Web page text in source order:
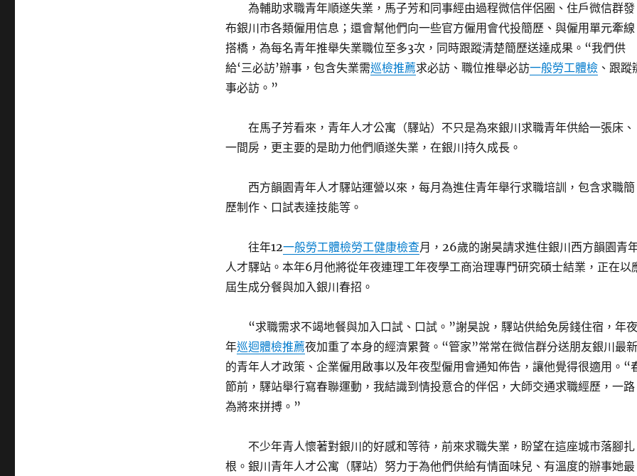
為輔助求職青年順遂失業，馬子芳和同事經由過程微信伴侶圈、住戶微信群發
布銀川市各類僱用信息；還會幫他們向一些官方僱用會代投簡歷、與僱用單元牽線
搭橋，為每名青年推舉失業職位至多3次，同時跟蹤清楚簡歷送達成果。“我們供
給‘三必訪’辦事，包含失業需巡檢推薦求必訪、職位推舉必訪一般勞工體檢、跟蹤
事必訪。”
在馬子芳看來，青年人才公寓（驛站）不只是為來銀川求職青年供給一張床、
一間房，更主要的是助力他們順遂失業，在銀川持久成長。
西方韻園青年人才驛站運營以來，每月為進住青年舉行求職培訓，包含求職簡
歷制作、口試表達技能等。
往年12一般勞工體檢勞工健康檢查月，26歲的謝昊請求進住銀川西方韻園青
人才驛站。本年6月他將從年夜連理工年夜學工商治理專門研究碩士結業，正在以
屆生成分餐與加入銀川春招。
“求職需求不竭地餐與加入口試、口試。”謝昊說，驛站供給免房錢住宿，年夜
年巡迴體檢推薦夜加重了本身的經濟累贅。“管家”常常在微信群分送朋友銀川最新
的青年人才政策、企業僱用啟事以及年夜型僱用會通知佈告，讓他覺得很適用。“
節前，驛站舉行寫春聯運動，我結識到情投意合的伴侶，大師交通求職經歷，一路
為將來拼搏。”
不少年青人懷著對銀川的好感和等待，前來求職失業，盼望在這座城市落腳扎
根。銀川青年人才公寓（驛站）努力于為他們供給有情面味兒、有溫度的辦事她最